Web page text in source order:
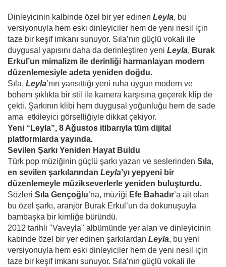
Dinleyicinin kalbinde özel bir yer edinen Leyla, bu
versiyonuyla hem eski dinleyiciler hem de yeni nesil için
taze bir keşif imkanı sunuyor. Sıla’nın güçlü vokali ile
duygusal yapısını daha da derinleştiren yeni Leyla, Burak
Erkul’un mimalizm ile derinliği harmanlayan modern
düzenlemesiyle adeta yeniden doğdu.
Sıla, Leyla’nın yansıttığı yeni ruha uygun modern ve
bohem şıklıkta bir stil ile kamera karşısına geçerek klip de
çekti. Şarkının klibi hem duygusal yoğunluğu hem de sade
ama etkileyici görselliğiyle dikkat çekiyor.
Yeni “Leyla”, 8 Ağustos itibarıyla tüm dijital
platformlarda yayında.
Sevilen Şarkı Yeniden Hayat Buldu
Türk pop müziğinin güçlü şarkı yazarı ve seslerinden Sıla,
en sevilen şarkılarından Leyla’yı yepyeni bir
düzenlemeyle müzikseverlerle yeniden buluşturdu.
Sözleri Sıla Gençoğlu’na, müziği Efe Bahadır’a ait olan
bu özel şarkı, aranjör Burak Erkul’un da dokunuşuyla
bambaşka bir kimliğe büründü.
2012 tarihli "Vaveyla" albümünde yer alan ve dinleyicinin
kabinde özel bir yer edinen şarkılardan Leyla, bu yeni
versiyonuyla hem eski dinleyiciler hem de yeni nesil için
taze bir keşif imkanı sunuyor. Sıla’nın güçlü vokali ile